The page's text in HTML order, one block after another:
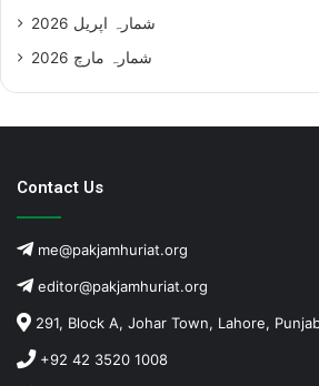
شمارہ اپریل 2026
شمارہ مارچ 2026
Contact Us
me@pakjamhuriat.org
editor@pakjamhuriat.org
291, Block A, Johar Town, Lahore,
+92 42 3520 1008